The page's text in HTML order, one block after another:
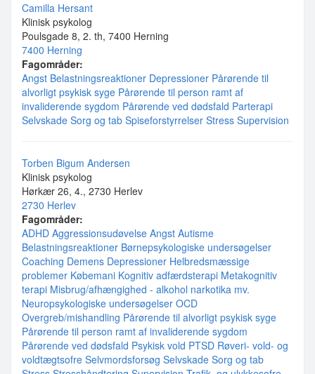
Camilla Hersant
Klinisk psykolog
Poulsgade 8, 2. th, 7400 Herning
7400 Herning
Fagområder:
Angst Belastningsreaktioner Depressioner Pårørende til
alvorligt psykisk syge Pårørende til person ramt af
invaliderende sygdom Pårørende ved dødsfald Parterapi
Selvskade Sorg og tab Spiseforstyrrelser Stress Supervision
Torben Bigum Andersen
Klinisk psykolog
Hørkær 26, 4., 2730 Herlev
2730 Herlev
Fagområder:
ADHD Aggressionsudøvelse Angst Autisme
Belastningsreaktioner Børnepsykologiske undersøgelser
Coaching Demens Depressioner Helbredsmæssige
problemer Købemani Kognitiv adfærdsterapi Metakognitiv
terapi Misbrug/afhængighed - alkohol narkotika mv.
Neuropsykologiske undersøgelser OCD
Overgreb/mishandling Pårørende til alvorligt psykisk syge
Pårørende til person ramt af invaliderende sygdom
Pårørende ved dødsfald Psykisk vold PTSD Røveri- vold- og
voldtægtsofre Selvmordsforsøg Selvskade Sorg og tab